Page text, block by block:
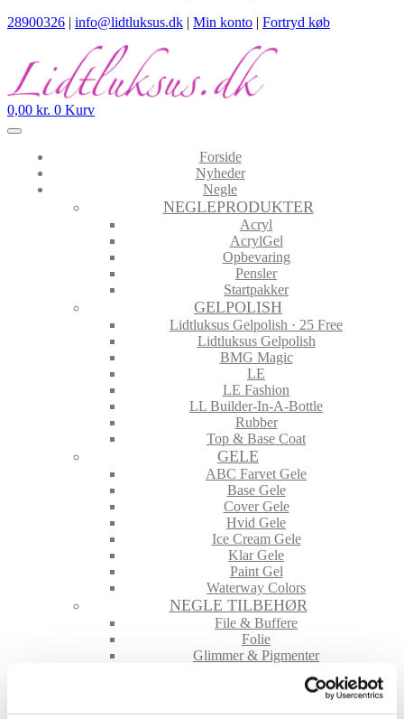
28900326 | info@lidtluksus.dk | Min konto | Fortryd køb
0,00 kr. 0 Kurv
Forside
Nyheder
Negle
NEGLEPRODUKTER
Acryl
AcrylGel
Opbevaring
Pensler
Startpakker
GELPOLISH
Lidtluksus Gelpolish · 25 Free
Lidtluksus Gelpolish
BMG Magic
LE
LE Fashion
LL Builder-In-A-Bottle
Rubber
Top & Base Coat
GELE
ABC Farvet Gele
Base Gele
Cover Gele
Hvid Gele
Ice Cream Gele
Klar Gele
Paint Gel
Waterway Colors
NEGLE TILBEHØR
File & Buffere
Folie
Glimmer & Pigmenter
Maskiner og tilbehør